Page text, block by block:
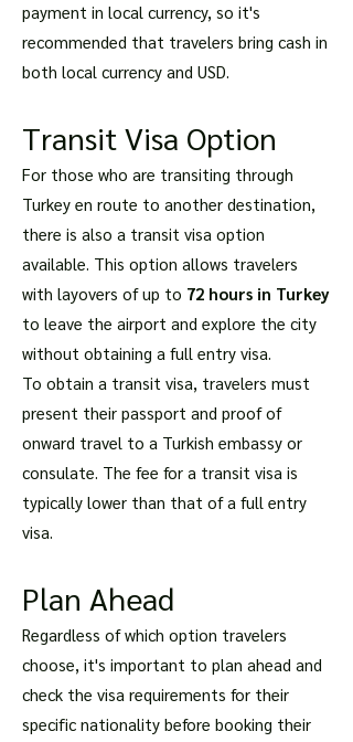
payment in local currency, so it's
recommended that travelers bring cash in
both local currency and USD.
Transit Visa Option
For those who are transiting through
Turkey en route to another destination,
there is also a transit visa option
available. This option allows travelers
with layovers of up to 72 hours in Turkey
to leave the airport and explore the city
without obtaining a full entry visa.
To obtain a transit visa, travelers must
present their passport and proof of
onward travel to a Turkish embassy or
consulate. The fee for a transit visa is
typically lower than that of a full entry
visa.
Plan Ahead
Regardless of which option travelers
choose, it's important to plan ahead and
check the visa requirements for their
specific nationality before booking their